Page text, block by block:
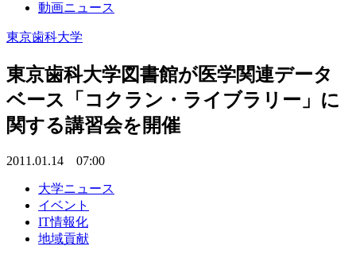
動画ニュース
東京歯科大学
東京歯科大学図書館が医学関連データ
ベース「コクラン・ライブラリー」に
関する講習会を開催
2011.01.14 07:00
大学ニュース
イベント
IT情報化
地域貢献